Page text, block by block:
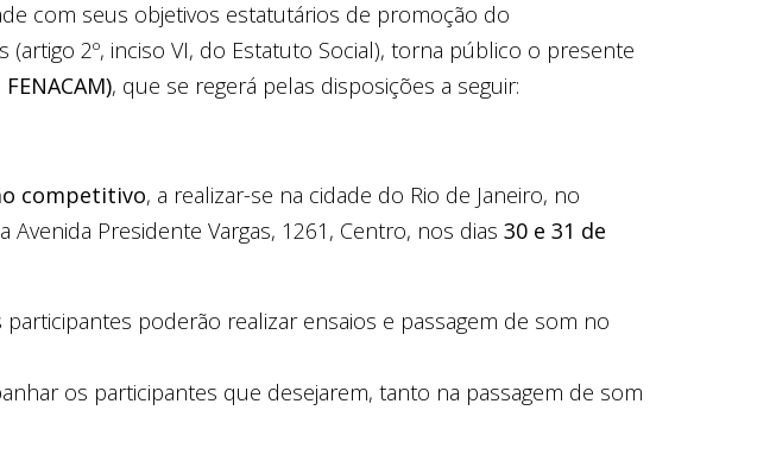
com seus objetivos estatutários de promoção do
2º, inciso VI, do Estatuto Social), torna público o presente
, que se regerá pelas disposições a seguir:
competitivo, a realizar-se na cidade do Rio de Janeiro, no
Presidente Vargas, 1261, Centro, nos dias 30 e 31 de
poderão realizar ensaios e passagem de som no
os participantes que desejarem, tanto na passagem de som